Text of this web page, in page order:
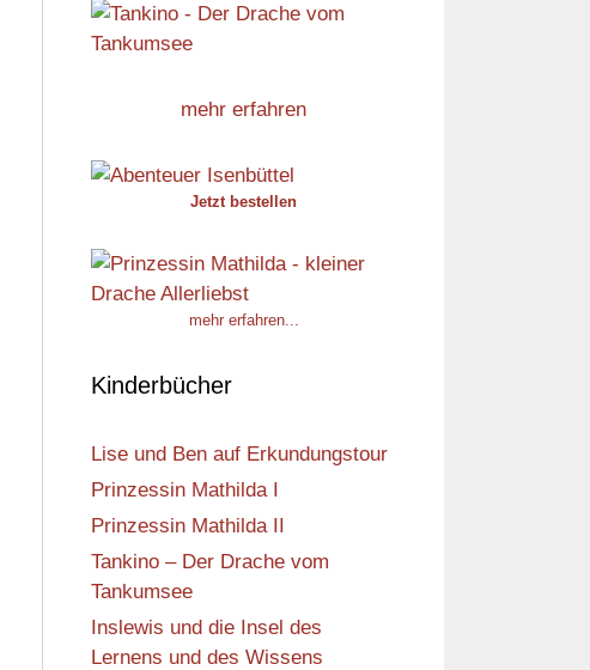
mehr erfahren
Jetzt bestellen
mehr erfahren...
Kinderbücher
Lise und Ben auf Erkundungstour
Prinzessin Mathilda I
Prinzessin Mathilda II
Tankino – Der Drache vom
Tankumsee
Inslewis und die Insel des
Lernens und des Wissens